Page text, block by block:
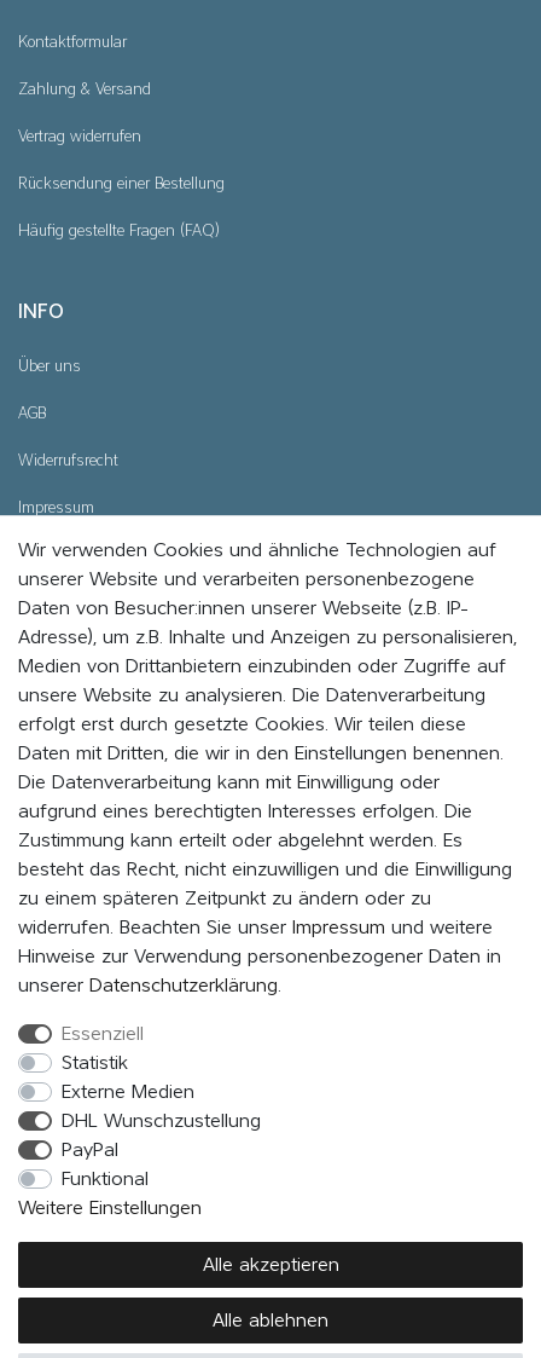
Kontaktformular
Zahlung & Versand
Vertrag widerrufen
Rücksendung einer Bestellung
Häufig gestellte Fragen (FAQ)
INFO
Über uns
AGB
Widerrufsrecht
Impressum
Datenschutz
Cookie - Einstellungen
WERDE MITGLIED UND BLEIBE IMMER AUF DEM
LAUFENDEN
Indem Du auf „MITMACHEN“ klickst, erklärst du dich damit einverstanden,
als Mitglied vom EVENaBAG Newsletter, Neuheiten, Aktionen und
Werbeangebote zu erhalten.
Abonnieren
Hiermit bestätige ich, dass ich die Daten­schutz­erklärung gelesen
FOLGE UNS
DE
*Preise inkl. deutscher MwSt.; der engültige Gesamtpreis richtet sich nach dem
Wir verwenden Cookies und ähnliche Technologien auf
unserer Website und verarbeiten personenbezogene
Daten von Besucher:innen unserer Webseite (z.B. IP-
Adresse), um z.B. Inhalte und Anzeigen zu personalisieren,
Medien von Drittanbietern einzubinden oder Zugriffe auf
unsere Website zu analysieren. Die Datenverarbeitung
erfolgt erst durch gesetzte Cookies. Wir teilen diese
Daten mit Dritten, die wir in den Einstellungen benennen.
Die Datenverarbeitung kann mit Einwilligung oder
aufgrund eines berechtigten Interesses erfolgen. Die
Zustimmung kann erteilt oder abgelehnt werden. Es
besteht das Recht, nicht einzuwilligen und die Einwilligung
zu einem späteren Zeitpunkt zu ändern oder zu
widerrufen. Beachten Sie unser Impressum und weitere
Hinweise zur Verwendung personenbezogener Daten in
unserer Daten­schutz­erklärung
Essenziell
Statistik
Externe Medien
DHL Wunschzustellung
PayPal
Funktional
Weitere Einstellungen
Alle akzeptieren
Alle ablehnen